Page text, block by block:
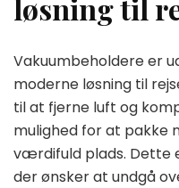
løsning til
Vakuumbeholdere er
moderne løsning til
til at fjerne luft og
mulighed for at pakke
værdifuld plads. Dette
der ønsker at undgå